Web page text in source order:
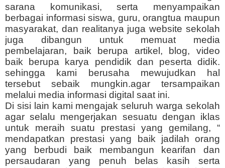
sarana komunikasi, serta menyampaikan
berbagai informasi siswa, guru, orangtua maupun
masyarakat, dan realitanya juga website sekolah
juga dibangun untuk memuat media
pembelajaran, baik berupa artikel, blog, video
baik berupa karya pendidik dan peserta didik.
sehingga kami berusaha mewujudkan hal
tersebut sebaik mungkin.agar tersampaikan
melalui media informasi digital saat ini.
Di sisi lain kami mengajak seluruh warga sekolah
agar selalu mengerjakan sesuatu dengan iklas
untuk meraih suatu prestasi yang gemilang, “
mendapatkan prestasi yang baik jadilah orang
yang berbudi baik membangun kearifan dan
persaudaran yang penuh belas kasih serta